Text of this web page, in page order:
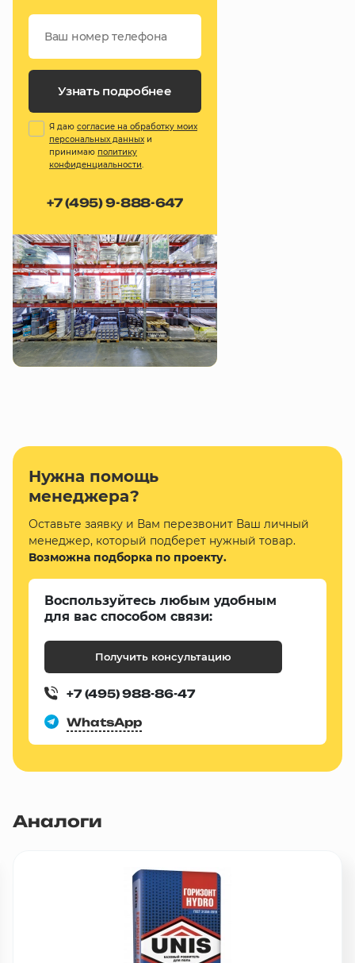
Узнать подробнее
Я даю согласие на обработку моих
персональных данных и
принимаю политику
конфиденциальности.
+7 (495) 9-888-647
Нужна помощь
менеджера?
Оставьте заявку и Вам перезвонит Ваш личный
менеджер, который подберет нужный товар.
Возможна подборка по проекту.
Воспользуйтесь любым удобным
для вас способом связи:
Получить консультацию
+7 (495) 988-86-47
WhatsApp
Аналоги